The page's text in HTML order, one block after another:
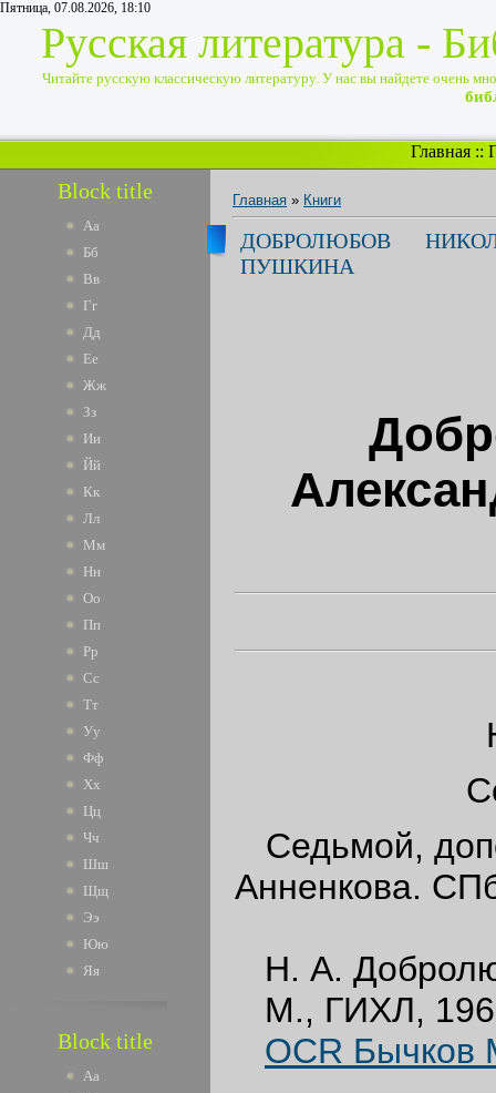
Пятница, 07.08.2026, 18:10
Русская литература -
Читайте русскую классическую литературу. У нас вы найдете очень
Главная ::
Block title
Аа
Бб
Вв
Гг
Дд
Ее
Жж
Зз
Ии
Йй
Кк
Лл
Мм
Нн
Оо
Пп
Рр
Сс
Тт
Уу
Фф
Хх
Цц
Чч
Шш
Щщ
Ээ
Юю
Яя
Block title
Аа
Главная » Книги
ДОБРОЛЮБОВ
ПУШКИНА
Седьмой,
Анненкова.
Н. А.
М., ГИХЛ,
OCR Бычков